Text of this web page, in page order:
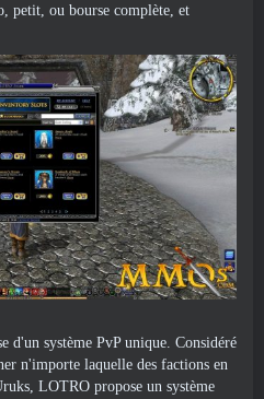
petit, ou bourse complète, et
d'un système PvP unique. Considéré
n'importe laquelle des factions en
LOTRO propose un système